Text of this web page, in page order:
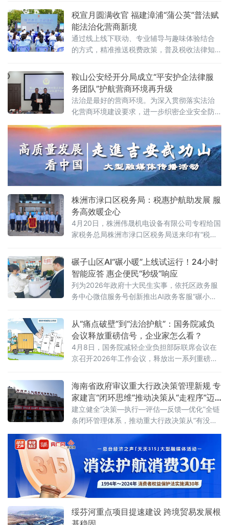
预防劳动争议。干警围绕“共筑和谐——最新法
律与司法解释的劳动关系实务解读”主题作宣
讲。主讲人重点结合《最高人民法院关于审
税宣月圆满收官 福建漳浦“蒲公英”普法赋
能法治化营商新境
通过线上线下联动、专业辅导与趣味体验结合
的方式，精准推送税费政策，普及税收法律知
鞍山公安经开分局成立“平安护企法律服
务团队”护航营商环境再升级
法治是最好的营商环境。为深入贯彻落实法治
化营商环境建设要求，进一步织密企业安全防
局携手本地优质律所，正式组建“平安护企法律
服务团队”，标志着分局服务企业发展、护航经
济建设的工作迈入新阶段。 在启动仪式现场，
分局主要领导为团队全体成员颁发聘书，分管
营商工作的主要领导同步宣读团队章程，团队
株洲市渌口区税务局：税惠护航助发展 服
务高效暖企心
4月20日，株洲伟晟机电设备有限公司专程给国
家税务总局株洲市渌口区税务局送来印有“税惠
口区营商环境的由衷点赞，更是对渌口税务优
质服务的高度认可。“我们企业季节性、集中性
开票需求突出，过去常因额度不足影响开票和
回款，企业迁入渌口后，税务部门比我们更早
预判到开票高峰，主动提额让项目回款没耽
碾子山区AI“碾小暖”上线试运行！24小时
智能应答 惠企便民“秒级”响应
列为2026年政府十大民生实事，依托区政务服
务中心微信服务号创新推出AI政务客服“碾小
级。高站位部署谋划，把稳建设“方向盘”碾子山
区将政务AI建设作为优化营商环境“一把手”工
程，由区营商局牵头成立工作专
从“痛点破壁”到“法治护航”：国务院减负
会议释放重磅信号，企业家怎么看？
4月8日，国务院减轻企业负担部际联席会议在
京召开2026年工作会议，释放出一系列重磅政
业经营全链条痛点综合施策，持续破除体制机
制障碍与市场隐性壁垒，保障产业链供应链稳
定与企业生产经营安全，切实增强减负工作的
针对性有效性。
海南省政府审议重大行政决策管理新规 专
家建言“闭环思维”推动决策从“走程序”迈
向“见实效”
建立健全“决策—执行—评估—反馈—优化”全链
条闭环管理体系，推动重大行政决策从“有没有
估：让决策全流程“有据可循、有果可考”《海南
省人民政府2026年度重大行政决策事项目录》
明确
绥芬河重点项目提速建设 跨境贸易发展根